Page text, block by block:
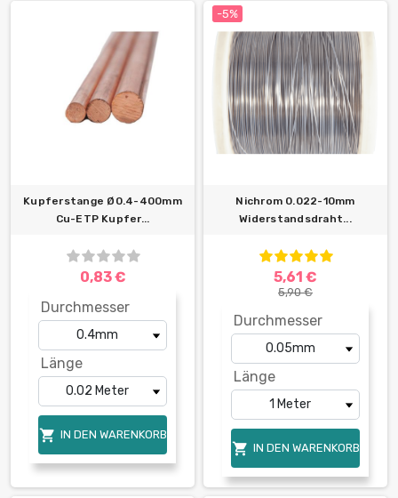
Kupferstange Ø0.4-400mm
Cu-ETP Kupfer...
0,83 €
Durchmesser
Länge
 IN DEN WARENKORB
-5%
Nichrom 0.022-10mm
Widerstandsdraht...
5,61 €
5,90 €
Durchmesser
Länge
 IN DEN WARENKORB